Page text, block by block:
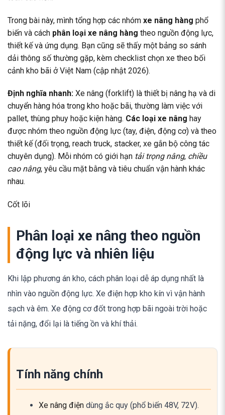
Trong bài này, mình tổng hợp các nhóm xe nâng hàng phổ
biến và cách phân loại xe nâng hàng theo nguồn động lực,
thiết kế và ứng dụng. Bạn cũng sẽ thấy một bảng so sánh
dải thông số thường gặp, kèm checklist chọn xe theo bối
cảnh kho bãi ở Việt Nam (cập nhật 2026).
Định nghĩa nhanh: Xe nâng (forklift) là thiết bị nâng hạ và di
chuyển hàng hóa trong kho hoặc bãi, thường làm việc với
pallet, thùng phuy hoặc kiện hàng. Các loại xe nâng hay
được nhóm theo nguồn động lực (tay, điện, động cơ) và theo
thiết kế (đối trọng, reach truck, stacker, xe gắn bộ công tác
chuyên dụng). Mỗi nhóm có giới hạn tải trọng nâng, chiều
cao nâng, yêu cầu mặt bằng và tiêu chuẩn vận hành khác
nhau.
Cốt lõi
Phân loại xe nâng theo nguồn
động lực và nhiên liệu
Khi lập phương án kho, cách phân loại dễ áp dụng nhất là
nhìn vào nguồn động lực. Xe điện hợp kho kín vì vận hành
sạch và êm. Xe động cơ đốt trong hợp bãi ngoài trời hoặc
tải nặng, đổi lại là tiếng ồn và khí thải.
Tính năng chính
Xe nâng điệndùng ắc quy (phổ biến 48V, 72V).